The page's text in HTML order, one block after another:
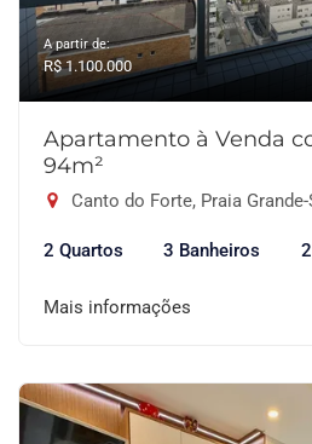
A partir de:
R$ 1.100.000
Apartamento à Venda
94m²
Canto do Forte, Praia Grande-
2 Quartos 3 Banheiros
Mais informações